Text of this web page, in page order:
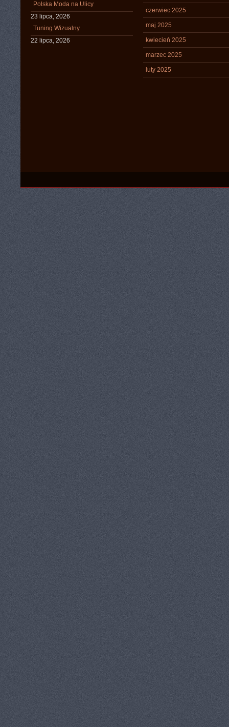
Polska Moda na Ulicy
23 lipca, 2026
Tuning Wizualny
22 lipca, 2026
czerwiec 2025
maj 2025
kwiecień 2025
marzec 2025
luty 2025